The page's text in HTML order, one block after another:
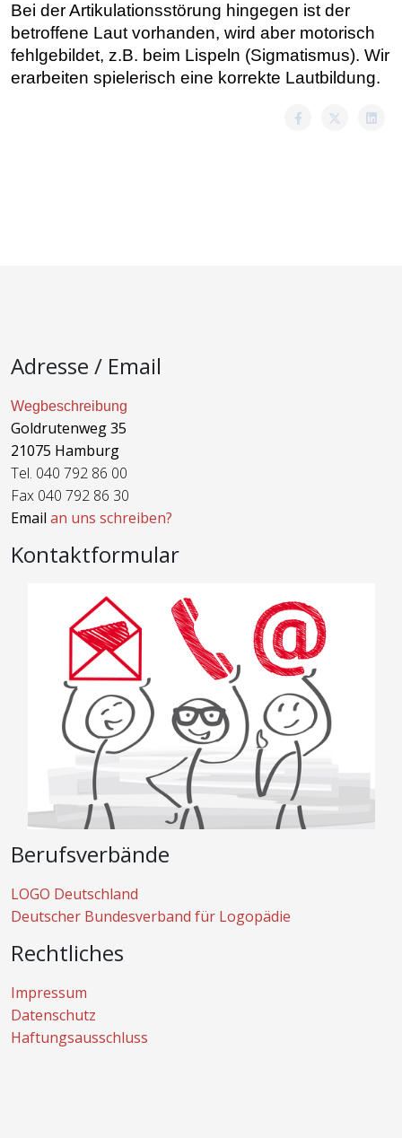
Bei der Artikulationsstörung hingegen ist der
betroffene Laut vorhanden, wird aber motorisch
fehlgebildet, z.B. beim Lispeln (Sigmatismus). Wir
erarbeiten spielerisch eine korrekte Lautbildung.
Adresse / Email
Wegbeschreibung
Goldrutenweg 35
21075 Hamburg
Tel. 040 792 86 00
Fax 040 792 86 30
Email an uns schreiben?
Kontaktformular
Berufsverbände
LOGO Deutschland
Deutscher Bundesverband für Logopädie
Rechtliches
Impressum
Datenschutz
Haftungsausschluss